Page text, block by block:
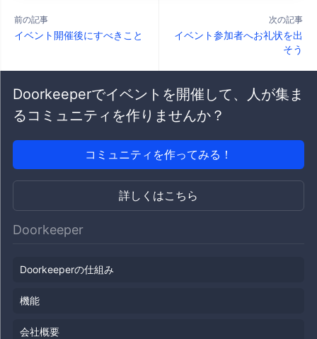
前の記事
イベント開催後にすべきこと
次の記事
イベント参加者へお礼状を出
そう
Doorkeeperでイベントを開催して、人が集ま
るコミュニティを作りませんか？
コミュニティを作ってみる！
詳しくはこちら
Doorkeeper
Doorkeeperの仕組み
機能
会社概要